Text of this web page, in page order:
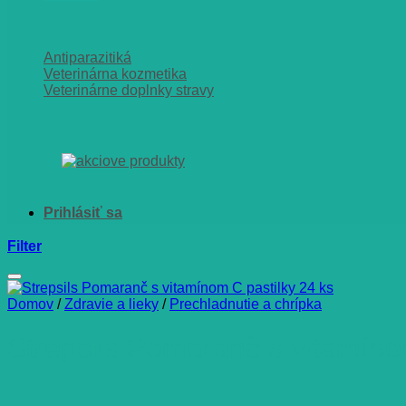
Antiparazitiká
Veterinárna kozmetika
Veterinárne doplnky stravy
Filter
Domov / Zdravie a lieky / Prechladnutie a chrípka